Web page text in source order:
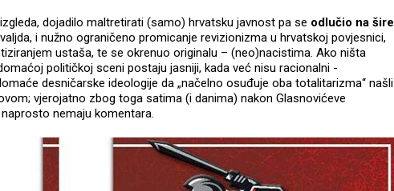
dojadilo maltretirati (samo) hrvatsku javnost pa se odlučio na šire
i nužno ograničeno promicanje revizionizma u hrvatskoj povjesnici,
ustaša, te se okrenuo originalu – (neo)nacistima. Ako ništa
političkoj sceni postaju jasniji, kada već nisu racionalni -
desničarske ideologije da „načelno osuđuje oba totalitarizma“ našli
vjerojatno zbog toga satima (i danima) nakon Glasnovićeve
nemaju komentara.